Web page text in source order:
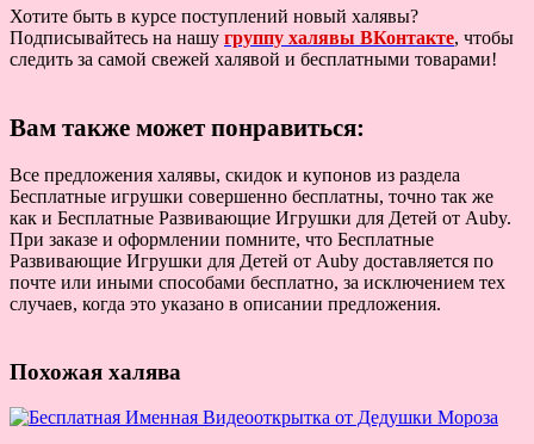
Хотите быть в курсе поступлений новый халявы?
Подписывайтесь на нашу группу халявы ВКонтакте, чтобы
следить за самой свежей халявой и бесплатными товарами!
Вам также может понравиться:
Все предложения халявы, скидок и купонов из раздела
Бесплатные игрушки совершенно бесплатны, точно так же
как и Бесплатные Развивающие Игрушки для Детей от Аuby.
При заказе и оформлении помните, что Бесплатные
Развивающие Игрушки для Детей от Аuby доставляется по
почте или иными способами бесплатно, за исключением тех
случаев, когда это указано в описании предложения.
Похожая халява